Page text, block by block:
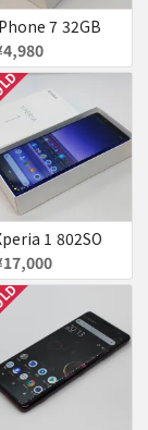
7 32GB
1 802SO